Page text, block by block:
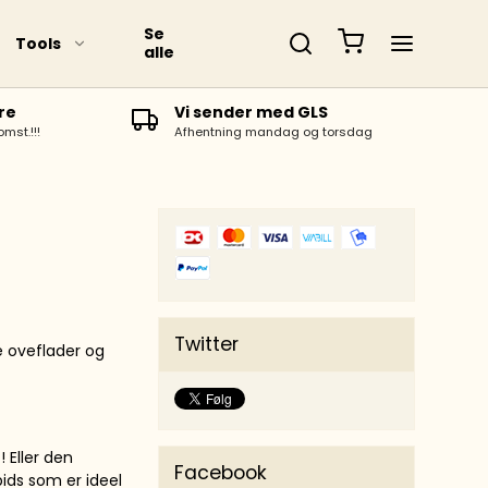
Tools
Se
alle
Vi sender med GLS
Afhentning mandag og torsdag
oveflader og
den
som er ideel
Twitter
Facebook